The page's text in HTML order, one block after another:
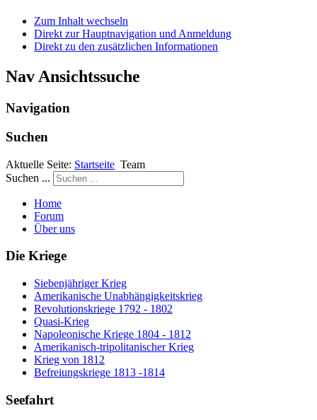
Zum Inhalt wechseln
Direkt zur Hauptnavigation und Anmeldung
Direkt zu den zusätzlichen Informationen
Nav Ansichtssuche
Navigation
Suchen
Aktuelle Seite: Startseite Team
Suchen ...
Home
Forum
Über uns
Die Kriege
Siebenjähriger Krieg
Amerikanische Unabhängigkeitskrieg
Revolutionskriege 1792 - 1802
Quasi-Krieg
Napoleonische Kriege 1804 - 1812
Amerikanisch-tripolitanischer Krieg
Krieg von 1812
Befreiungskriege 1813 -1814
Seefahrt